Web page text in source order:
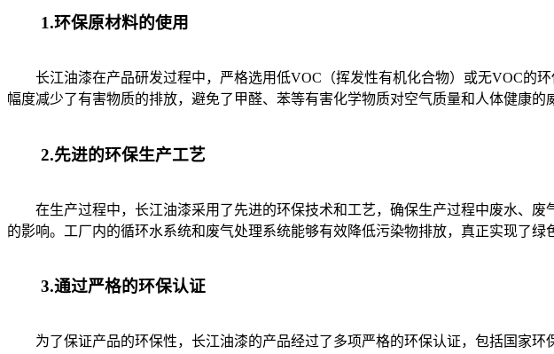
1.环保原材料的使用
长江油漆在产品研发过程中，严格选用低VOC（挥发性有机化合物）或无VOC的
幅度减少了有害物质的排放，避免了甲醛、苯等有害化学物质对空气质量和人体健康
2.先进的环保生产工艺
在生产过程中，长江油漆采用了先进的环保技术和工艺，确保生产过程中废水、废
的影响。工厂内的循环水系统和废气处理系统能够有效降低污染物排放，真正实现了
3.通过严格的环保认证
为了保证产品的环保性，长江油漆的产品经过了多项严格的环保认证，包括国家环